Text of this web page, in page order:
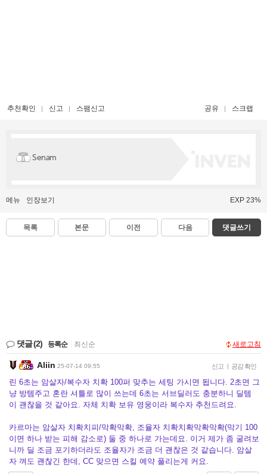
추천확인 신고 스팸신고 공유 스크랩
Senam
메뉴 인장보기 EXP 23%
목록 본문 이전 다음 댓글쓰기
댓글(2) 등록순 최신순 새로고침
Aliin 25-07-14 09:55 신고 | 공감 확인
린 6초는 암살자/복수자 치확 100퍼 맞추는 세팅 가시면 됩니다. 2초면 그
냥 방템주고 혼란 셔틀로 많이 쓰는데 6초는 서브딜러도 충분하니 딜템
이 괜찮을 것 같아요. 자체 치확 보유 영웅이라 복수자 추천드려요.
카르마는 암살자 치확치피/막확막확, 조율자 치확치확막확막확(막기 100
이면 하나 받는 피해 감소로) 둘 중 하나로 가는데요. 이거 제가 좀 굴려보
니까 딜 조금 포기하더라도 조율자가 조금 더 괜찮은 것 같습니다. 암살
자 껴도 괜찮긴 한데, CC 맞으면 스킬 예약 풀리는게 커요.